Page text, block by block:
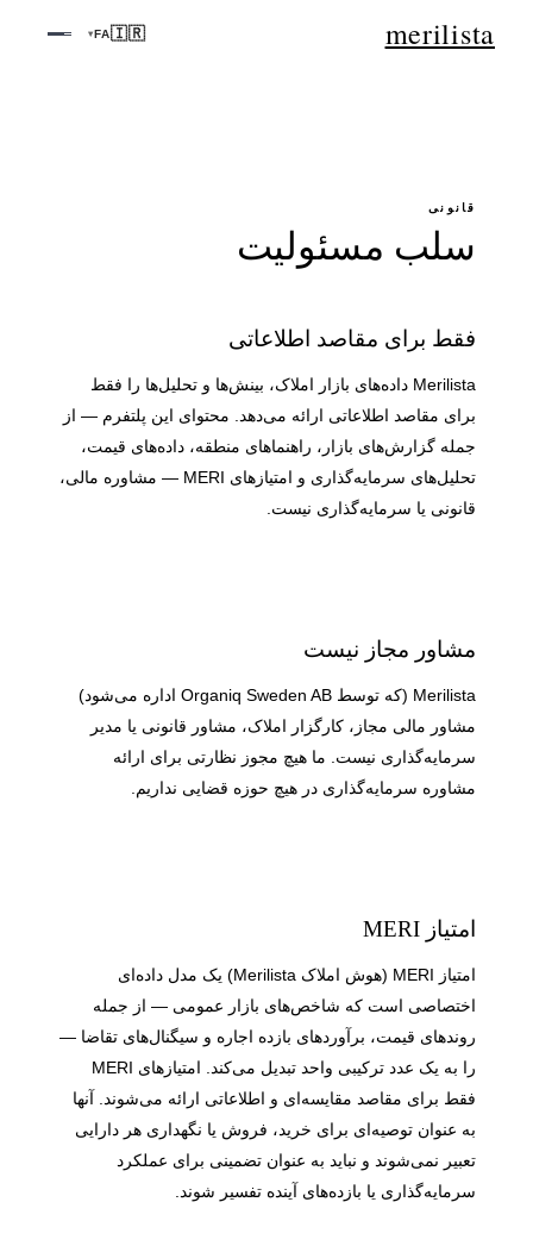
merilista
🇮🇷
FA
▾
قانونی
سلب مسئولیت
فقط برای مقاصد اطلاعاتی
Merilista داده‌های بازار املاک، بینش‌ها و تحلیل‌ها را فقط
برای مقاصد اطلاعاتی ارائه می‌دهد. محتوای این پلتفرم — از
جمله گزارش‌های بازار، راهنماهای منطقه، داده‌های قیمت،
تحلیل‌های سرمایه‌گذاری و امتیازهای MERI — مشاوره مالی،
قانونی یا سرمایه‌گذاری نیست.
مشاور مجاز نیست
Merilista (که توسط Organiq Sweden AB اداره می‌شود)
مشاور مالی مجاز، کارگزار املاک، مشاور قانونی یا مدیر
سرمایه‌گذاری نیست. ما هیچ مجوز نظارتی برای ارائه
مشاوره سرمایه‌گذاری در هیچ حوزه قضایی نداریم.
امتیاز MERI
امتیاز MERI (هوش املاک Merilista) یک مدل داده‌ای
اختصاصی است که شاخص‌های بازار عمومی — از جمله
روندهای قیمت، برآوردهای بازده اجاره و سیگنال‌های تقاضا —
را به یک عدد ترکیبی واحد تبدیل می‌کند. امتیازهای MERI
فقط برای مقاصد مقایسه‌ای و اطلاعاتی ارائه می‌شوند. آنها
به عنوان توصیه‌ای برای خرید، فروش یا نگهداری هر دارایی
تعبیر نمی‌شوند و نباید به عنوان تضمینی برای عملکرد
سرمایه‌گذاری یا بازده‌های آینده تفسیر شوند.